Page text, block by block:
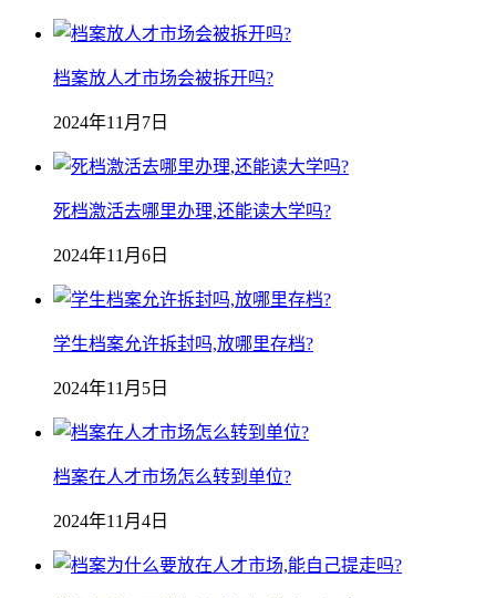
档案放人才市场会被拆开吗?
2024年11月7日
死档激活去哪里办理,还能读大学吗?
2024年11月6日
学生档案允许拆封吗,放哪里存档?
2024年11月5日
档案在人才市场怎么转到单位?
2024年11月4日